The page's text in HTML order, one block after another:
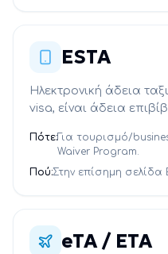
ESTA
Ηλεκτρονική άδεια
visa, είναι άδεια
Πότε: Για τουρισμό/
Waiver Program.
Πού:Στην επίσημη σελίδα
eTA / ETA